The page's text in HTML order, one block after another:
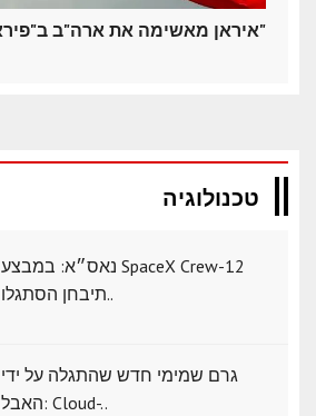
איראן מאשימה את ארה"ב ב"פיראטיות"
טכנולוגיה
נאס״א: במבצע SpaceX Crew-12
תיבחן הסתגלו..
גרם שמימי חדש שהתגלה על ידי
האבל: Cloud-..